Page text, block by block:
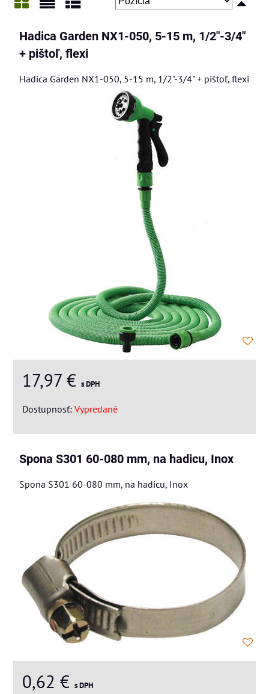
Hadica Garden NX1-050, 5-15 m, 1/2"-3/4"
+ pištoľ, flexi
Hadica Garden NX1-050, 5-15 m, 1/2"-3/4" + pištoľ, flexi
17,97 € s DPH
Dostupnosť: Vypredané
Spona S301 60-080 mm, na hadicu, Inox
Spona S301 60-080 mm, na hadicu, Inox
0,62 € s DPH